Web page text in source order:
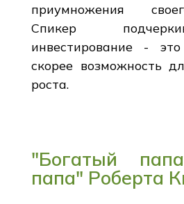
приумножения
Спикер
инвестирование -
скорее возможность
роста.
"Богатый
папа" Роберта